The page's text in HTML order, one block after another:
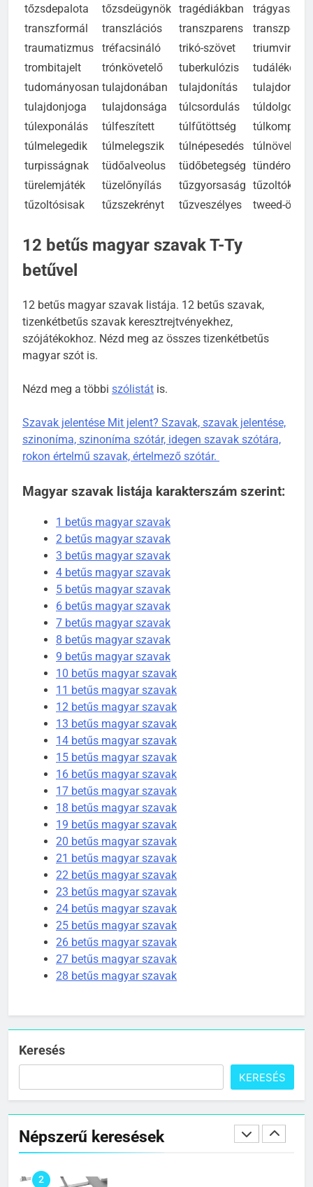
tőzsdepalota tőzsdeügynök tragédiákban
transzformál
transzlációs transzparens
traumatizmus
tréfacsináló trikó-szövet
triumvirátus
trombitajelt
trónkövetelő tuberkulózis
tudományosan tulajdonában tulajdonítás
tulajdonítja
tulajdonjoga
tulajdonsága túlcsordulás
túldolgoztat
túlexponálás
túlfeszített túlfűtöttség
túlmelegedik
túlmelegszik túlnépesedés
turpisságnak
tüdőalveolus tüdőbetegség
türelemjáték
tüzelőnyílás tűzgyorsaság tűzoltókocsi
tűzoltósisak
tűzszekrényt tűzveszélyes tweed-
12 betűs magyar szavak T-Ty
betűvel
12 betűs magyar szavak listája. 12 betűs szavak,
tizenkétbetűs szavak keresztrejtvényekhez,
szójátékokhoz. Nézd meg az összes tizenkétbetűs
magyar szót is.
Nézd meg a többi szólistát is.
Szavak jelentése Mit jelent? Szavak, szavak jelentése,
szinoníma, szinoníma szótár, idegen szavak szótára,
rokon értelmű szavak, értelmező szótár.
Magyar szavak listája karakterszám szerint:
1 betűs magyar szavak
2 betűs magyar szavak
3 betűs magyar szavak
4 betűs magyar szavak
5 betűs magyar szavak
6 betűs magyar szavak
7 betűs magyar szavak
8 betűs magyar szavak
9 betűs magyar szavak
10 betűs magyar szavak
11 betűs magyar szavak
12 betűs magyar szavak
13 betűs magyar szavak
14 betűs magyar szavak
15 betűs magyar szavak
16 betűs magyar szavak
17 betűs magyar szavak
18 betűs magyar szavak
19 betűs magyar szavak
20 betűs magyar szavak
21 betűs magyar szavak
22 betűs magyar szavak
23 betűs magyar szavak
24 betűs magyar szavak
25 betűs magyar szavak
26 betűs magyar szavak
27 betűs magyar szavak
28 betűs magyar szavak
Keresés
KERESÉS
Népszerű keresések
Célkitűzés jelentése
C BETŰS SZAVAK JELENTÉSE
Centrális jelentése
C BETŰS SZAVAK JELENTÉSE
Céltudatos jelentése
C BETŰS SZAVAK JELENTÉSE
Centenárium jelentése
C BETŰS SZAVAK JELENTÉSE
2
Cingár jelentése
C BETŰS SZAVAK JELENTÉSE
3